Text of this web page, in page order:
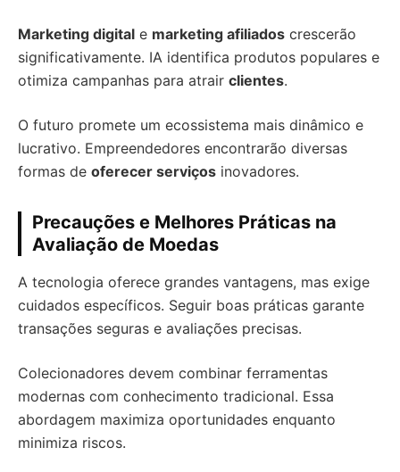
Marketing digital e marketing afiliados crescerão
significativamente. IA identifica produtos populares e
otimiza campanhas para atrair clientes.
O futuro promete um ecossistema mais dinâmico e
lucrativo. Empreendedores encontrarão diversas
formas de oferecer serviços inovadores.
Precauções e Melhores Práticas na
Avaliação de Moedas
A tecnologia oferece grandes vantagens, mas exige
cuidados específicos. Seguir boas práticas garante
transações seguras e avaliações precisas.
Colecionadores devem combinar ferramentas
modernas com conhecimento tradicional. Essa
abordagem maximiza oportunidades enquanto
minimiza riscos.